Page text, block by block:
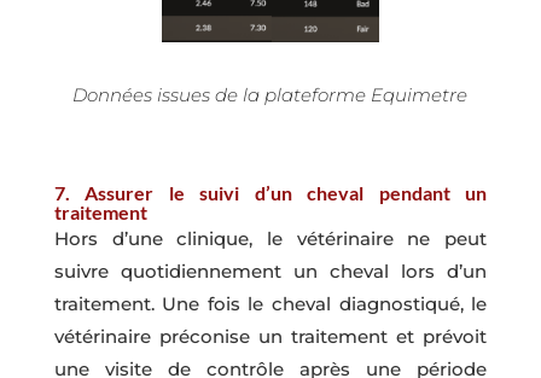
Données issues de la plateforme Equimetre
7. Assurer le suivi d’un cheval pendant un
traitement
Hors d’une clinique, le vétérinaire ne peut
suivre quotidiennement un cheval lors d’un
traitement. Une fois le cheval diagnostiqué, le
vétérinaire préconise un traitement et prévoit
une visite de contrôle après une période